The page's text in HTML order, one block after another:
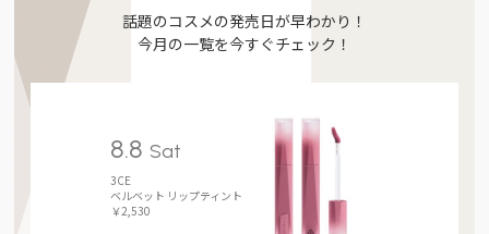
話題のコスメの発売日が早わかり！
今月の一覧を今すぐチェック！
8.8 Sat
3CE
ベルベット リップティント
￥2,530